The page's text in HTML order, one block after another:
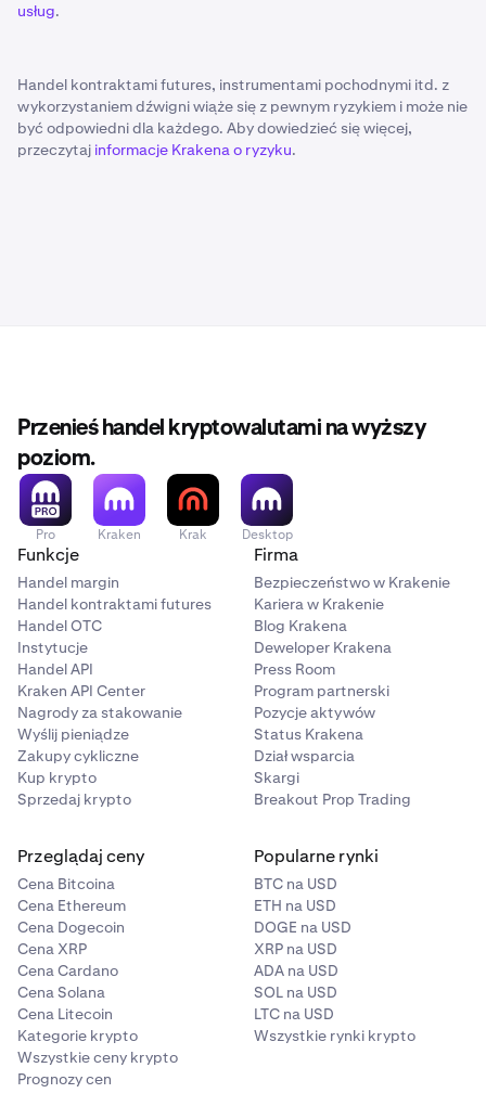
usług.
Handel kontraktami futures, instrumentami pochodnymi itd. z
wykorzystaniem dźwigni wiąże się z pewnym ryzykiem i może nie
być odpowiedni dla każdego. Aby dowiedzieć się więcej,
przeczytaj informacje Krakena o ryzyku.
Przenieś handel kryptowalutami na wyższy
poziom.
Pro Kraken Krak Desktop
Funkcje
Handel margin
Handel kontraktami futures
Handel OTC
Instytucje
Handel API
Kraken API Center
Nagrody za stakowanie
Wyślij pieniądze
Zakupy cykliczne
Kup krypto
Sprzedaj krypto
Firma
Bezpieczeństwo w Krakenie
Kariera w Krakenie
Blog Krakena
Deweloper Krakena
Press Room
Program partnerski
Pozycje aktywów
Status Krakena
Dział wsparcia
Skargi
Breakout Prop Trading
Przeglądaj ceny
Cena Bitcoina
Cena Ethereum
Cena Dogecoin
Cena XRP
Cena Cardano
Cena Solana
Cena Litecoin
Kategorie krypto
Wszystkie ceny krypto
Prognozy cen
Popularne rynki
BTC na USD
ETH na USD
DOGE na USD
XRP na USD
ADA na USD
SOL na USD
LTC na USD
Wszystkie rynki krypto